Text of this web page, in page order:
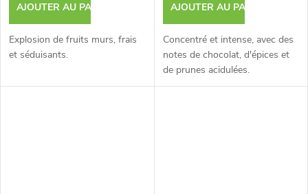
AJOUTER AU PANIER
Explosion de fruits murs, frais
et séduisants.
AJOUTER AU PANIER
Concentré et intense, avec des
notes de chocolat, d'épices et
de prunes acidulées.